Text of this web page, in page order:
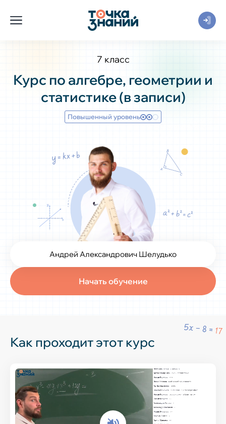
7 класс
Курс по алгебре, геометрии и
статистике (в записи)
Повышенный уровень
Начать обучение
Андрей Александрович Шелудько
Как проходит этот курс